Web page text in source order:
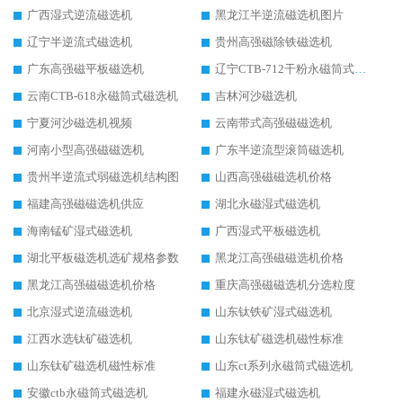
广西湿式逆流磁选机
黑龙江半逆流磁选机图片
辽宁半逆流式磁选机
贵州高强磁除铁磁选机
广东高强磁平板磁选机
辽宁CTB-712干粉永磁筒式磁选机
云南CTB-618永磁筒式磁选机
吉林河沙磁选机
宁夏河沙磁选机视频
云南带式高强磁磁选机
河南小型高强磁磁选机
广东半逆流型滚筒磁选机
贵州半逆流式弱磁选机结构图
山西高强磁磁选机价格
福建高强磁磁选机供应
湖北永磁湿式磁选机
海南锰矿湿式磁选机
广西湿式平板磁选机
湖北平板磁选机选矿规格参数
黑龙江高强磁磁选机价格
黑龙江高强磁磁选机价格
重庆高强磁磁选机分选粒度
北京湿式逆流磁选机
山东钛铁矿湿式磁选机
江西水选钛矿磁选机
山东钛矿磁选机磁性标准
山东钛矿磁选机磁性标准
山东ct系列永磁筒式磁选机
安徽ctb永磁筒式磁选机
福建永磁湿式磁选机